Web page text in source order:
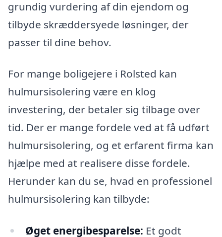
grundig vurdering af din ejendom og
tilbyde skræddersyede løsninger, der
passer til dine behov.
For mange boligejere i Rolsted kan
hulmursisolering være en klog
investering, der betaler sig tilbage over
tid. Der er mange fordele ved at få udført
hulmursisolering, og et erfarent firma kan
hjælpe med at realisere disse fordele.
Herunder kan du se, hvad en professionel
hulmursisolering kan tilbyde:
Øget energibesparelse: Et godt